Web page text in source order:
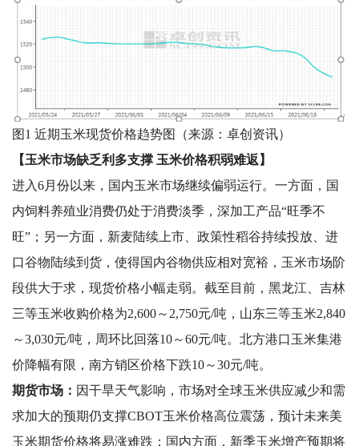
图 1 近期玉米现货价格趋势图（来源：卓创资讯）
【玉米市场缺乏利多支撑 玉米价格积弱难返】
进入6月份以来，国内玉米市场继续偏弱运行。一方面，国
内饲料养殖业消费仍处于消费淡季，深加工产品“旺季不
旺”；另一方面，新麦陆续上市、政策性稻谷持续投放、进
口谷物陆续到货，使得国内谷物供应相对宽裕，玉米市场阶
段供大于求，现货价格小幅走弱。截至目前，黑龙江、吉林
三等玉米收购价格为2,600～2,750元/吨，山东三等玉米2,840
～3,030元/吨，周环比回落10～60元/吨。北方港口玉米集港
价降幅有限，南方销区价格下跌10～30元/吨。
期货市场： 因干旱天气影响，市场对全球玉米供应减少和需
求加大的预期仍支撑CBOT玉米价格高位震荡，预计未来美
玉米期货价格将易涨难跌；国内方面，新季玉米增产预期将